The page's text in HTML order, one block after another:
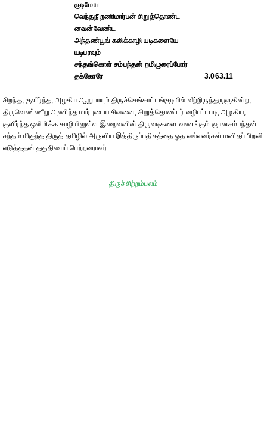
குடிமேய
வெந்தநீ றணிமார்பன் சிறுத்தொண்ட
னவன்வேண்ட
அந்தண்பூங் கலிக்காழி யடிகளையே
யடிபரவும்
சந்தங்கொள் சம்பந்தன் றமிழுரைப்போர்
தக்கோரே
3.063.11
சிறந்த, குளிர்ந்த, அழகிய ஆறுபாயும் திருச்செங்காட்டங்குடியில் வீற்றிருந்தருளுகின்ற,
திருவெண்ணீறு அணிந்த மார்புடைய சிவனை, சிறுத்தொண்டர் வழிபட்டபடி, அழகிய,
குளிர்ந்த ஒலிமிக்க காழியிலுள்ள இறைவனின் திருவடிகளை வணங்கும் ஞானசம்பந்தன்
சந்தம் மிகுந்த திருத் தமிழில் அருளிய இத்திருப்பதிகத்தை ஓத வல்லவர்கள் மனிதப் பிறவி
எடுத்ததன் தகுதியைப் பெற்றவராவர்.
திருச்சிற்றம்பலம்